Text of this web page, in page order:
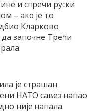
и спречи руски
– ако је то
Кларково
започне Трећи
је страшан
НАТО савез напао
није напала